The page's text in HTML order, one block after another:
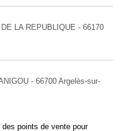
LA REPUBLIQUE - 66170
- 66700 Argelès-sur-
points de vente pour